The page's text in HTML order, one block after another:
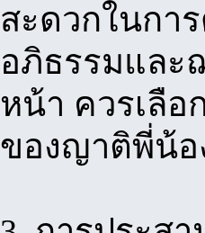
สะดวกในกา
อภิธรรมและ
หน้า ควรเลือ
ของญาติพี่น้อ